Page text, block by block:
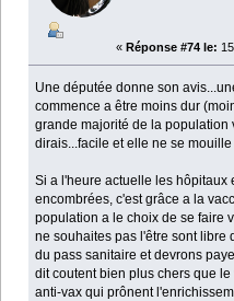
« Réponse #74 le:
Une députée donne son
commence a être moins dur
grande majorité de la population
dirais...facile et elle ne se
Si a l'heure actuelle les hôpitaux
encombrées, c'est grâce a la
population a le choix de se faire
ne souhaites pas l'être sont libre
du pass sanitaire et devrons
dit coutent bien plus chers que
anti-vax qui prônent